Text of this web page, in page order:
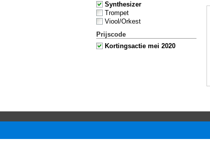
Synthesizer
Trompet
Viool/Orkest
Prijscode
Kortingsactie mei 2020